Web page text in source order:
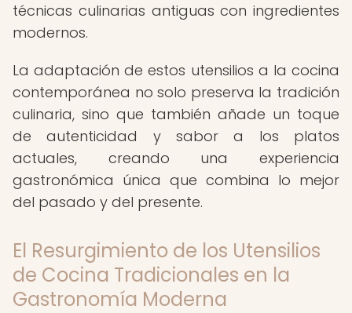
técnicas culinarias antiguas con ingredientes
modernos.
La adaptación de estos utensilios a la cocina
contemporánea no solo preserva la tradición
culinaria, sino que también añade un toque
de autenticidad y sabor a los platos
actuales, creando una experiencia
gastronómica única que combina lo mejor
del pasado y del presente.
El Resurgimiento de los Utensilios
de Cocina Tradicionales en la
Gastronomía Moderna